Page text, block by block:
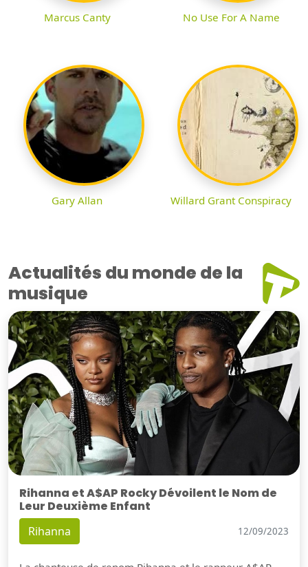
Marcus Canty No Use For A Name
Gary Allan Willard Grant Conspiracy
Actualités du monde de la
musique
Rihanna et A$AP Rocky Dévoilent le Nom de
Leur Deuxième Enfant
Rihanna 12/09/2023